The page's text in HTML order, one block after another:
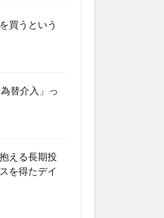
買うという
替介入」っ
える長期投
を得たデイ